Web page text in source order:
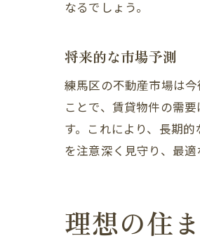
なるでしょう。
将来的な市場予測
練馬区の不動産市場は
ことで、賃貸物件の需
す。これにより、長期
を注意深く見守り、最
理想の住